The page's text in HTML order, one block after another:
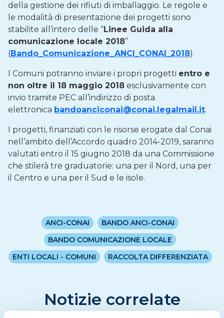
della gestione dei rifiuti di imballaggio. Le regole e
le modalità di presentazione dei progetti sono
stabilite all’intero delle “Linee Guida alla
comunicazione locale 2018”
(Bando_Comunicazione_ANCI_CONAI_2018).
I Comuni potranno inviare i propri progetti entro e
non oltre il 18 maggio 2018 esclusivamente con
invio tramite PEC all’indirizzo di posta
elettronica bandoanciconai@conai.legalmail.it.
I progetti, finanziati con le risorse erogate dal Conai
nell’ambito dell’Accordo quadro 2014-2019, saranno
valutati entro il 15 giugno 2018 da una Commissione
che stilerà tre graduatorie: una per il Nord, una per
il Centro e una per il Sud e le isole.
ANCI-CONAI
BANDO ANCI-CONAI
BANDO COMUNICAZIONE LOCALE
ENTI LOCALI - COMUNI
RACCOLTA DIFFERENZIATA
Notizie correlate